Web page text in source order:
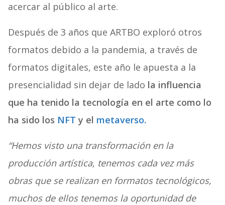
acercar al público al arte.
Después de 3 años que ARTBO exploró otros
formatos debido a la pandemia, a través de
formatos digitales, este año le apuesta a la
presencialidad sin dejar de lado la influencia
que ha tenido la tecnología en el arte como lo
ha sido los NFT y el metaverso.
“Hemos visto una transformación en la
producción artística, tenemos cada vez más
obras que se realizan en formatos tecnológicos,
muchos de ellos tenemos la oportunidad de